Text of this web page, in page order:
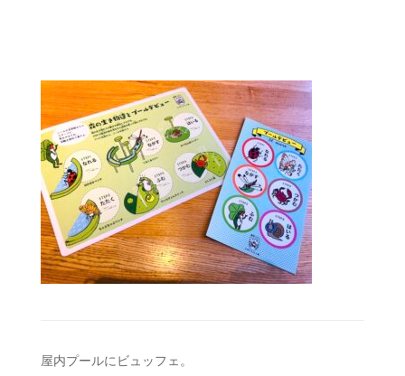
投
屋内プールにビュッフェ。